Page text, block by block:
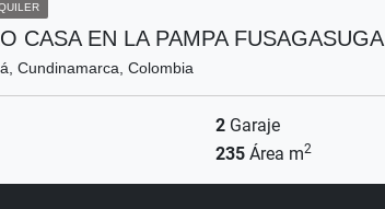
CASA EN LA PAMPA FUSAGASUGA
Cundinamarca, Colombia
2 Garaje
235 Área m2